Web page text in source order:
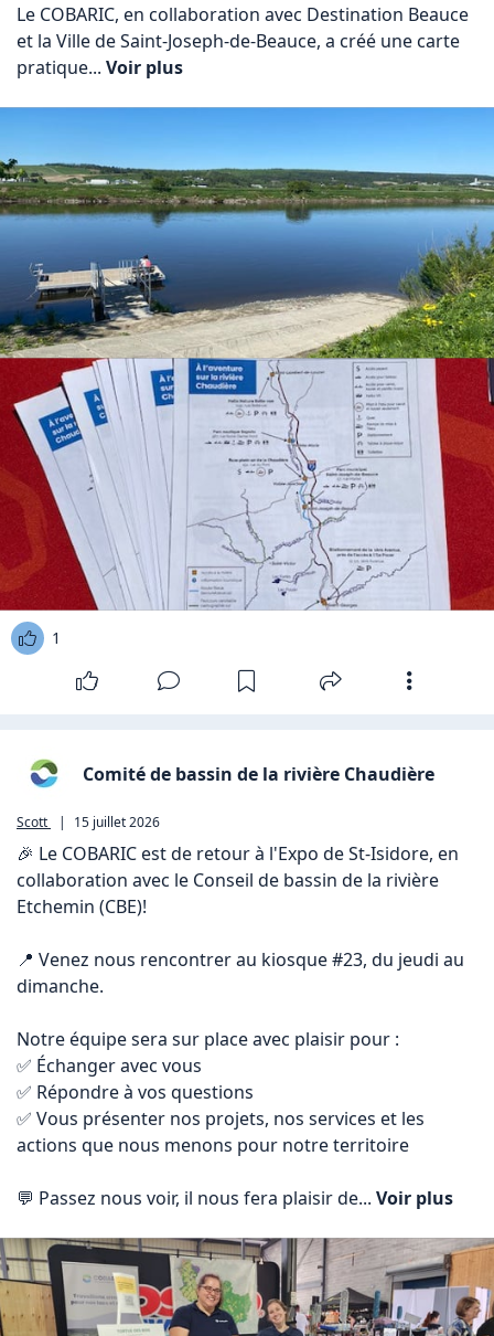
Le COBARIC, en collaboration avec Destination Beauce
et la Ville de Saint-Joseph-de-Beauce, a créé une carte
pratique... Voir plus
1
Comité de bassin de la rivière Chaudière
Scott | 15 juillet 2026
🎉 Le COBARIC est de retour à l'Expo de St-Isidore, en
collaboration avec le Conseil de bassin de la rivière
Etchemin (CBE)!
📍 Venez nous rencontrer au kiosque #23, du jeudi au
dimanche.
Notre équipe sera sur place avec plaisir pour :
✅ Échanger avec vous
✅ Répondre à vos questions
✅ Vous présenter nos projets, nos services et les
actions que nous menons pour notre territoire
💬 Passez nous voir, il nous fera plaisir de... Voir plus